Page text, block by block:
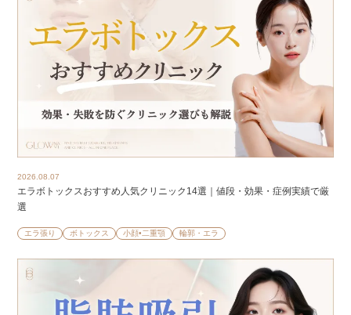
2026.08.07
エラボトックスおすすめ人気クリニック14選｜値段・効果・症例実績で厳
選
エラ張り ボトックス 小顔•二重顎 輪郭・エラ